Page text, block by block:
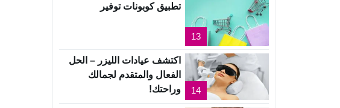
13
تطبيق كوبونات توفير
14
اكتشف عيادات الليزر – الحل
الفعال والمتقدم لجمالك
وراحتك!